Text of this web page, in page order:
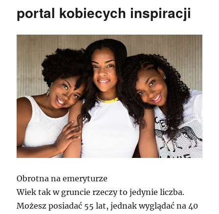
portal kobiecych inspiracji
Obrotna na emeryturze
Wiek tak w gruncie rzeczy to jedynie liczba.
Możesz posiadać 55 lat, jednak wyglądać na 40